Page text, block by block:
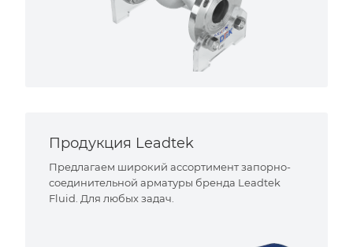
Продукция Leadtek
Предлагаем широкий ассортимент запорно-
соединительной арматуры бренда Leadtek
Fluid. Для любых задач.